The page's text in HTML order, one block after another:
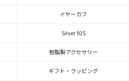
イヤーカフ
Silver 925
樹脂製アクセサリー
ギフト・ラッピング